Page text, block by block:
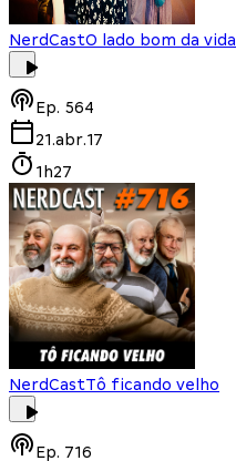
NerdCastO lado bom da vida
Ep. 564
21.abr.17
1h27
NerdCastTô ficando velho
Ep. 716